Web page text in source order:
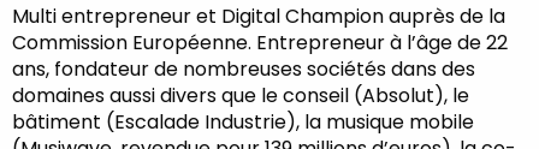
Multi entrepreneur et Digital Champion auprès de la
Commission Européenne. Entrepreneur à l’âge de 22
ans, fondateur de nombreuses sociétés dans des
domaines aussi divers que le conseil (Absolut), le
bâtiment (Escalade Industrie), la musique mobile